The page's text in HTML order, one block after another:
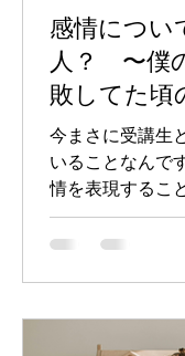
を与えられる存
で、責任もない
いでくるのは親
のお金を使える
す。 例えば専業
いるのがパート
はない、という
感情につい
人？ 〜僕
敗してた頃
今まさに受講生
いることなんで
情を表現するこ
い」タイプの人
じゃない人が驚
か、聞いてほし
のか、いやいや